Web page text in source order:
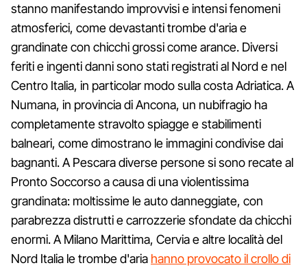
stanno manifestando improvvisi e intensi fenomeni
atmosferici, come devastanti trombe d'aria e
grandinate con chicchi grossi come arance. Diversi
feriti e ingenti danni sono stati registrati al Nord e nel
Centro Italia, in particolar modo sulla costa Adriatica. A
Numana, in provincia di Ancona, un nubifragio ha
completamente stravolto spiagge e stabilimenti
balneari, come dimostrano le immagini condivise dai
bagnanti. A Pescara diverse persone si sono recate al
Pronto Soccorso a causa di una violentissima
grandinata: moltissime le auto danneggiate, con
parabrezza distrutti e carrozzerie sfondate da chicchi
enormi. A Milano Marittima, Cervia e altre località del
Nord Italia le trombe d'aria hanno provocato il crollo di